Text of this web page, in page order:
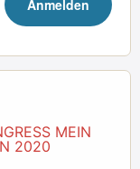
MEIN
2020